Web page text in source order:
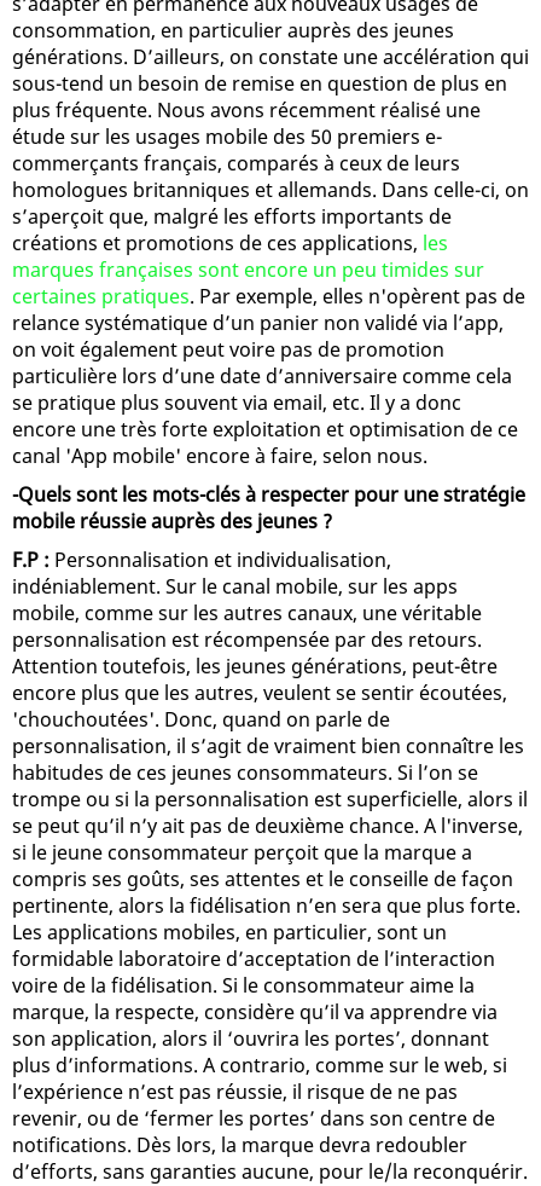
consommation, en particulier auprès des jeunes
générations. D’ailleurs, on constate une accélération qui
sous-tend un besoin de remise en question de plus en
plus fréquente. Nous avons récemment réalisé une
étude sur les usages mobile des 50 premiers e-
commerçants français, comparés à ceux de leurs
homologues britanniques et allemands. Dans celle-ci, on
s’aperçoit que, malgré les efforts importants de
créations et promotions de ces applications, les
marques françaises sont encore un peu timides sur
certaines pratiques. Par exemple, elles n'opèrent pas de
relance systématique d’un panier non validé via l’app,
on voit également peut voire pas de promotion
particulière lors d’une date d’anniversaire comme cela
se pratique plus souvent via email, etc. Il y a donc
encore une très forte exploitation et optimisation de ce
canal 'App mobile' encore à faire, selon nous.
-Quels sont les mots-clés à respecter pour une stratégie
mobile réussie auprès des jeunes ?
F.P : Personnalisation et individualisation,
indéniablement. Sur le canal mobile, sur les apps
mobile, comme sur les autres canaux, une véritable
personnalisation est récompensée par des retours.
Attention toutefois, les jeunes générations, peut-être
encore plus que les autres, veulent se sentir écoutées,
'chouchoutées'. Donc, quand on parle de
personnalisation, il s’agit de vraiment bien connaître les
habitudes de ces jeunes consommateurs. Si l’on se
trompe ou si la personnalisation est superficielle, alors il
se peut qu’il n’y ait pas de deuxième chance. A l'inverse,
si le jeune consommateur perçoit que la marque a
compris ses goûts, ses attentes et le conseille de façon
pertinente, alors la fidélisation n’en sera que plus forte.
Les applications mobiles, en particulier, sont un
formidable laboratoire d’acceptation de l’interaction
voire de la fidélisation. Si le consommateur aime la
marque, la respecte, considère qu’il va apprendre via
son application, alors il ‘ouvrira les portes’, donnant
plus d’informations. A contrario, comme sur le web, si
l’expérience n’est pas réussie, il risque de ne pas
revenir, ou de ‘fermer les portes’ dans son centre de
notifications. Dès lors, la marque devra redoubler
d’efforts, sans garanties aucune, pour le/la reconquérir.